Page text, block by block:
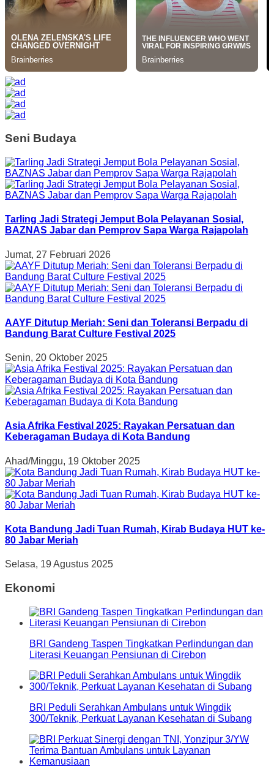
Seni Budaya
Tarling Jadi Strategi Jemput Bola Pelayanan Sosial,
BAZNAS Jabar dan Pemprov Sapa Warga Rajapolah
Jumat, 27 Februari 2026
AAYF Ditutup Meriah: Seni dan Toleransi Berpadu di
Bandung Barat Culture Festival 2025
Senin, 20 Oktober 2025
Asia Afrika Festival 2025: Rayakan Persatuan dan
Keberagaman Budaya di Kota Bandung
Ahad/Minggu, 19 Oktober 2025
Kota Bandung Jadi Tuan Rumah, Kirab Budaya HUT ke-
80 Jabar Meriah
Selasa, 19 Agustus 2025
Ekonomi
BRI Gandeng Taspen Tingkatkan Perlindungan dan
Literasi Keuangan Pensiunan di Cirebon
BRI Peduli Serahkan Ambulans untuk Wingdik
300/Teknik, Perkuat Layanan Kesehatan di Subang